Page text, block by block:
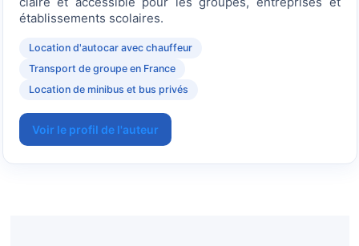
établissements scolaires.
Location d'autocar avec chauffeur
Transport de groupe en France
Location de minibus et bus privés
Voir le profil de l'auteur